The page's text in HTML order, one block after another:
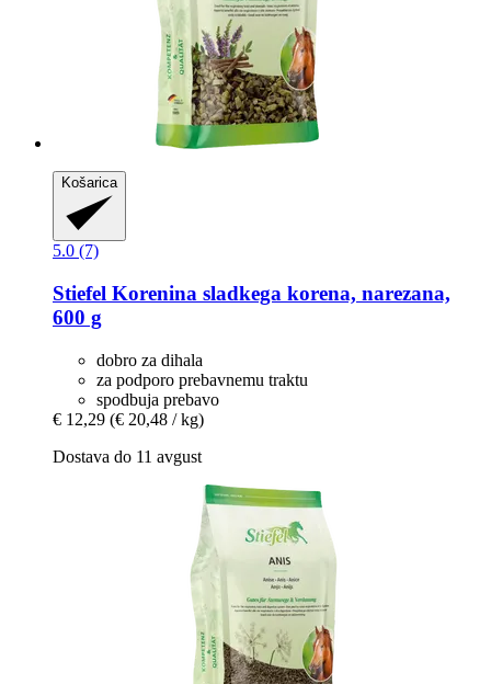
Košarica
5.0 (7)
Stiefel Korenina sladkega korena, narezana,
600 g
dobro za dihala
za podporo prebavnemu traktu
spodbuja prebavo
€ 12,29 (€ 20,48 / kg)
Dostava do 11 avgust